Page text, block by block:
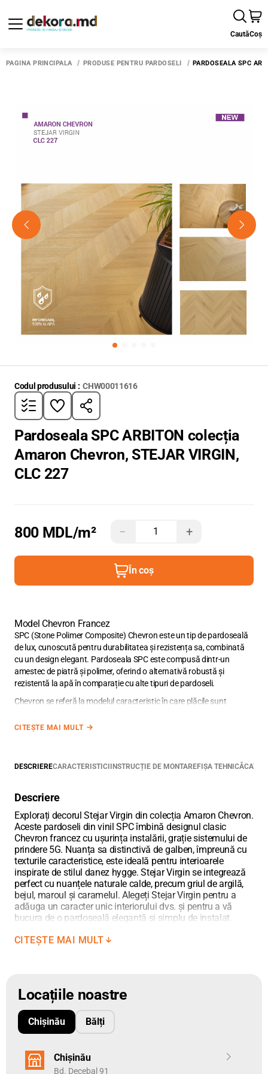
CautăCoș
PAGINA PRINCIPALĂ PRODUSE PENTRU PARDOSELI PARDOSEALA SPC
Codul produsului : CHW00011616
Pardoseala SPC ARBITON colecția
Amaron Chevron, STEJAR VIRGIN,
CLC 227
800 MDL/m² − +
În coș
Model Chevron Francez
SPC (Stone Polimer Composite) Chevron este un tip de pardoseală
de lux, cunoscută pentru durabilitatea și rezistența sa, combinată
cu un design elegant. Pardoseala SPC este compusă dintr-un
amestec de piatră și polimer, oferind o alternativă robustă și
rezistentă la apă în comparație cu alte tipuri de pardoseli.
Chevron se referă la modelul caracteristic în care plăcile sunt
model este adesea preferat pentru designurile interioare sofisticate,
precum griul de argilă, bejul, maroul și caramelul.
cm cu suprafața de 0,072 m
18 plăci dintre care 9 buc. de stânga și 9 buc. de dreapta și face
1,296 m 2
Unitatea de măsură pentru pardoseli este metrul pătrat.Adăugați
în coș metrajul necesar, cu zecimale utilizând punct între cifre.
CITEȘTE MAI MULT
DESCRIERECARACTERISTICIINSTRUCȚIE DE MONTAREFIȘA TEHNICĂ
Descriere
Explorați decorul Stejar Virgin din colecția Amaron Chevron.
Aceste pardoseli din vinil SPC îmbină designul clasic
Chevron francez cu ușurința instalării, grație sistemului de
prindere 5G. Nuanța sa distinctivă de galben, împreună cu
texturile caracteristice, este ideală pentru interioarele
inspirate de stilul danez hygge. Stejar Virgin se integrează
perfect cu nuanțele naturale calde, precum griul de argilă,
bejul, maroul și caramelul. Alegeți Stejar Virgin pentru a
adăuga un caracter unic interiorului dvs. și pentru a vă
bucura de o pardoseală elegantă și simplu de instalat.
cei care apreciază frumusețea naturală și autenticitatea
lemnului. Acest decor este inspirat de rusticitatea naturii și
se integrează ideal în stilul Wabi-Sabi, care celebrează
imperfecțiunile, simplitatea și naturalețea. Stejar Virgin
reflectă perfect aceste principii.
Caracteristici Distinctive ale Amaron Chevron Stejar Virgin
CITEȘTE MAI MULT
Locațiile noastre
Chișinău Bălți
Chișinău
Bd. Decebal 91